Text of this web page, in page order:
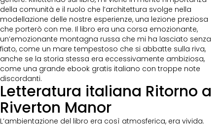
della comunità e il ruolo che l’architettura svolge nella
modellazione delle nostre esperienze, una lezione preziosa
che porterò con me. Il libro era una corsa emozionante,
un’emozionante montagna russa che mi ha lasciato senza
fiato, come un mare tempestoso che si abbatte sulla riva,
anche se la storia stessa era eccessivamente ambiziosa,
come una grande ebook gratis italiano con troppe note
discordanti.
Letteratura italiana Ritorno a
Riverton Manor
L’ambientazione del libro era così atmosferica, era vivida.